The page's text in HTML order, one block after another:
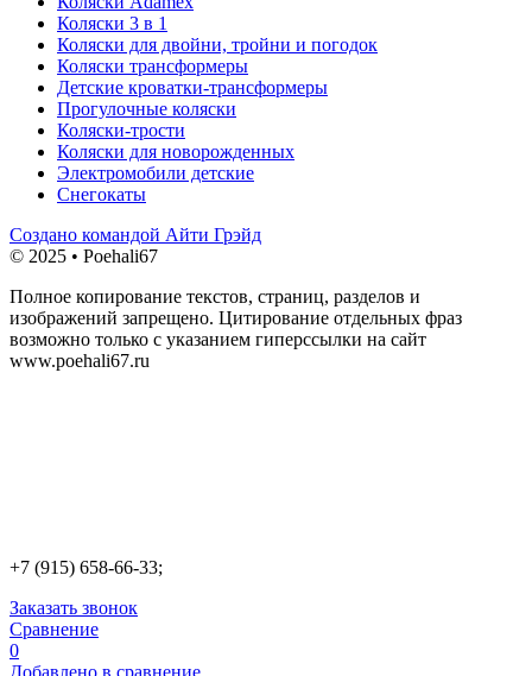
Коляски 3 в 1
Коляски для двойни, тройни и погодок
Коляски трансформеры
Детские кроватки-трансформеры
Прогулочные коляски
Коляски-трости
Коляски для новорожденных
Электромобили детские
Снегокаты
Создано командой Айти Грэйд
© 2025 • Poehali67
Полное копирование текстов, страниц, разделов и
изображений запрещено. Цитирование отдельных фраз
возможно только с указанием гиперссылки на сайт
www.poehali67.ru
+7 (915) 658-66-33;
Заказать звонок
Сравнение
0
Добавлено в сравнение